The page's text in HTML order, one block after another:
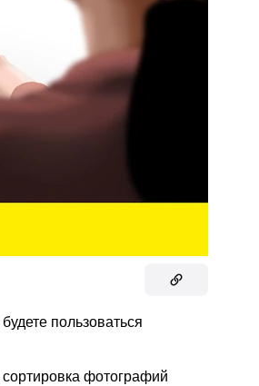
пользоваться
сортировка фотографий